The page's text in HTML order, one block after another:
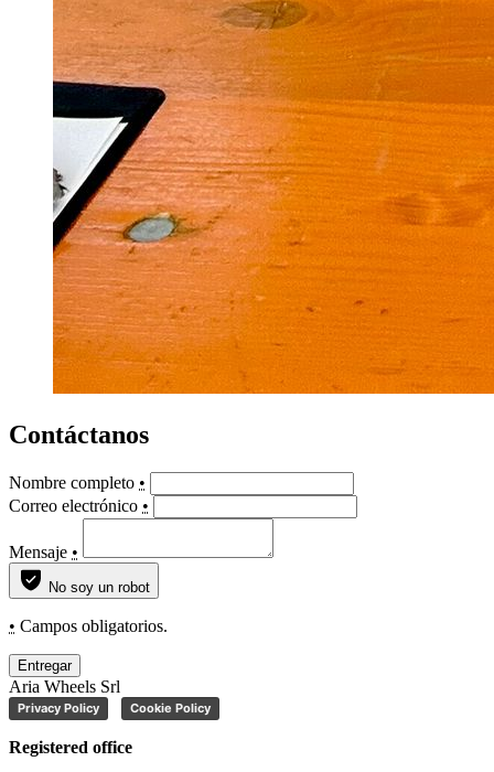
Contáctanos
Nombre completo •
Correo electrónico •
Mensaje •
No soy un robot
• Campos obligatorios.
Entregar
Aria Wheels Srl
Privacy Policy Cookie Policy
Registered office